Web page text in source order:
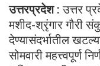
उत्तरप्रदेश :उत्तर
मशीद-श्रृंगार गौरी
देण्यासंदर्भातील
सोमवारी महत्त्वपूर्ण